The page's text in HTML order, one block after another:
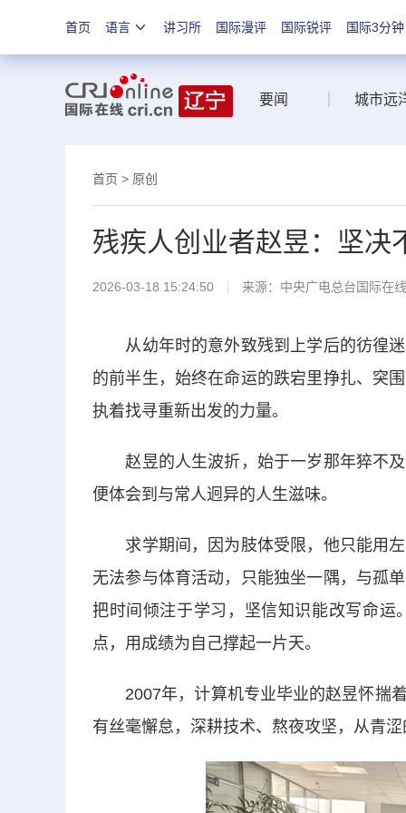
首页 语言 讲习所 国际漫评 国际锐评 国际3分钟
要闻 城市远
首页 > 原创
残疾人创业者赵昱：坚决
2026-03-18 15:24:50 来源：中央广电总台国际在线
从幼年时的意外致残到上学后的彷徨迷
的前半生，始终在命运的跌宕里挣扎、突
执着找寻重新出发的力量。
赵昱的人生波折，始于一岁那年猝不及
便体会到与常人迥异的人生滋味。
求学期间，因为肢体受限，他只能用左
无法参与体育活动，只能独坐一隅，与孤
把时间倾注于学习，坚信知识能改写命
点，用成绩为自己撑起一片天。
2007年，计算机专业毕业的赵昱怀揣着
有丝毫懈怠，深耕技术、熬夜攻坚，从青